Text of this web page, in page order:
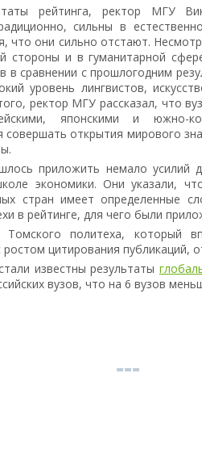
рейтинга, ректор МГУ
сильны в
что они сильно отстают.
стороны и в гуманитарной
в сравнении с прошлогодним
уровень лингвистов,
ректор МГУ рассказал, что
японскими и южно-
совершать открытия мирового
приложить немало усилий
экономики. Они указали,
стран имеет определенные
в рейтинге, для чего были
Томского политеха, который
цитирования публикаций,
известны результаты
вузов, что на 6 вузов